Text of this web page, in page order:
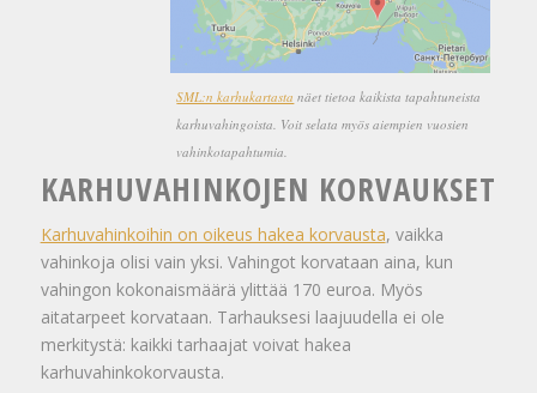
SML:n karhukartasta näet tietoa kaikista tapahtuneista
karhuvahingoista. Voit selata myös aiempien vuosien
vahinkotapahtumia.
KARHUVAHINKOJEN KORVAUKSET
Karhuvahinkoihin on oikeus hakea korvausta, vaikka
vahinkoja olisi vain yksi. Vahingot korvataan aina, kun
vahingon kokonaismäärä ylittää 170 euroa. Myös
aitatarpeet korvataan. Tarhauksesi laajuudella ei ole
merkitystä: kaikki tarhaajat voivat hakea
karhuvahinkokorvausta.